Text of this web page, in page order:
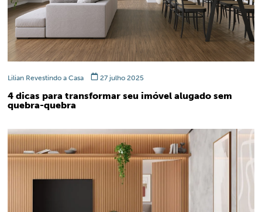
Lilian Revestindo a Casa 27 julho 2025
4 dicas para transformar seu imóvel alugado sem
quebra-quebra